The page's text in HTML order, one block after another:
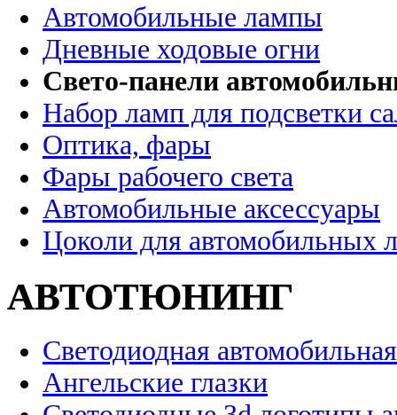
Автомобильные лампы
Дневные ходовые огни
Свето-панели
Набор ламп для подсветки
Оптика, фары
Фары рабочего света
Автомобильные аксессуары
Цоколи для автомобильных
АВТОТЮНИНГ
Светодиодная
Ангельские глазки